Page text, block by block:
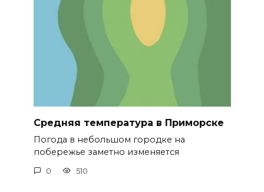
Средняя температура в Приморске
Погода в небольшом городке на
побережье заметно изменяется
0 510